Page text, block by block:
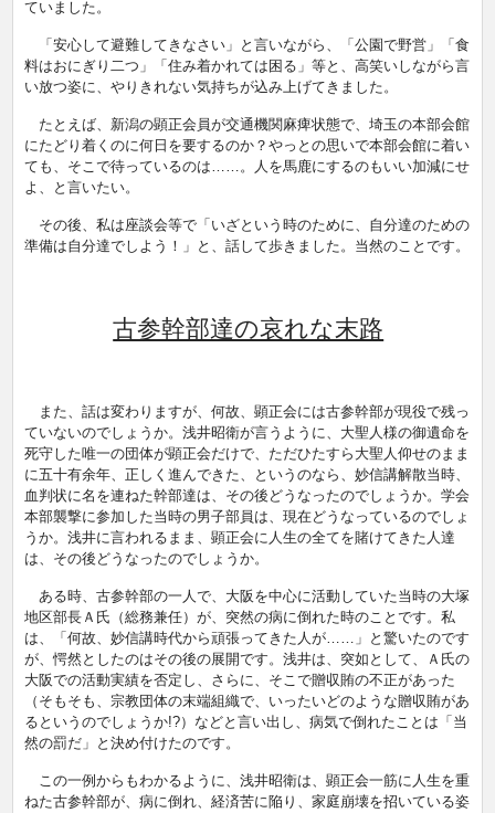
ていました。
「安心して避難してきなさい」と言いながら、「公園で野営」「食
料はおにぎり二つ」「住み着かれては困る」等と、高笑いしながら言
い放つ姿に、やりきれない気持ちが込み上げてきました。
たとえば、新潟の顕正会員が交通機関麻痺状態で、埼玉の本部会館
にたどり着くのに何日を要するのか？やっとの思いで本部会館に着い
ても、そこで待っているのは……。人を馬鹿にするのもいい加減にせ
よ、と言いたい。
その後、私は座談会等で「いざという時のために、自分達のための
準備は自分達でしよう！」と、話して歩きました。当然のことです。
古参幹部達の哀れな末路
また、話は変わりますが、何故、顕正会には古参幹部が現役で残っ
ていないのでしょうか。浅井昭衛が言うように、大聖人様の御遺命を
死守した唯一の団体が顕正会だけで、ただひたすら大聖人仰せのまま
に五十有余年、正しく進んできた、というのなら、妙信講解散当時、
血判状に名を連ねた幹部達は、その後どうなったのでしょうか。学会
本部襲撃に参加した当時の男子部員は、現在どうなっているのでしょ
うか。浅井に言われるまま、顕正会に人生の全てを賭けてきた人達
は、その後どうなったのでしょうか。
ある時、古参幹部の一人で、大阪を中心に活動していた当時の大塚
地区部長Ａ氏（総務兼任）が、突然の病に倒れた時のことです。私
は、「何故、妙信講時代から頑張ってきた人が……」と驚いたのです
が、愕然としたのはその後の展開です。浅井は、突如として、Ａ氏の
大阪での活動実績を否定し、さらに、そこで贈収賄の不正があった
（そもそも、宗教団体の末端組織で、いったいどのような贈収賄があ
るというのでしょうか!?）などと言い出し、病気で倒れたことは「当
然の罰だ」と決め付けたのです。
この一例からもわかるように、浅井昭衛は、顕正会一筋に人生を重
ねた古参幹部が、病に倒れ、経済苦に陥り、家庭崩壊を招いている姿